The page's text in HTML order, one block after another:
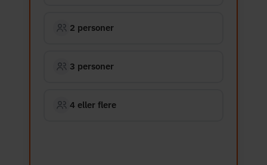
2 personer
3 personer
4 eller flere